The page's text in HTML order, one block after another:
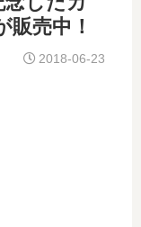
売中！
2018-06-23